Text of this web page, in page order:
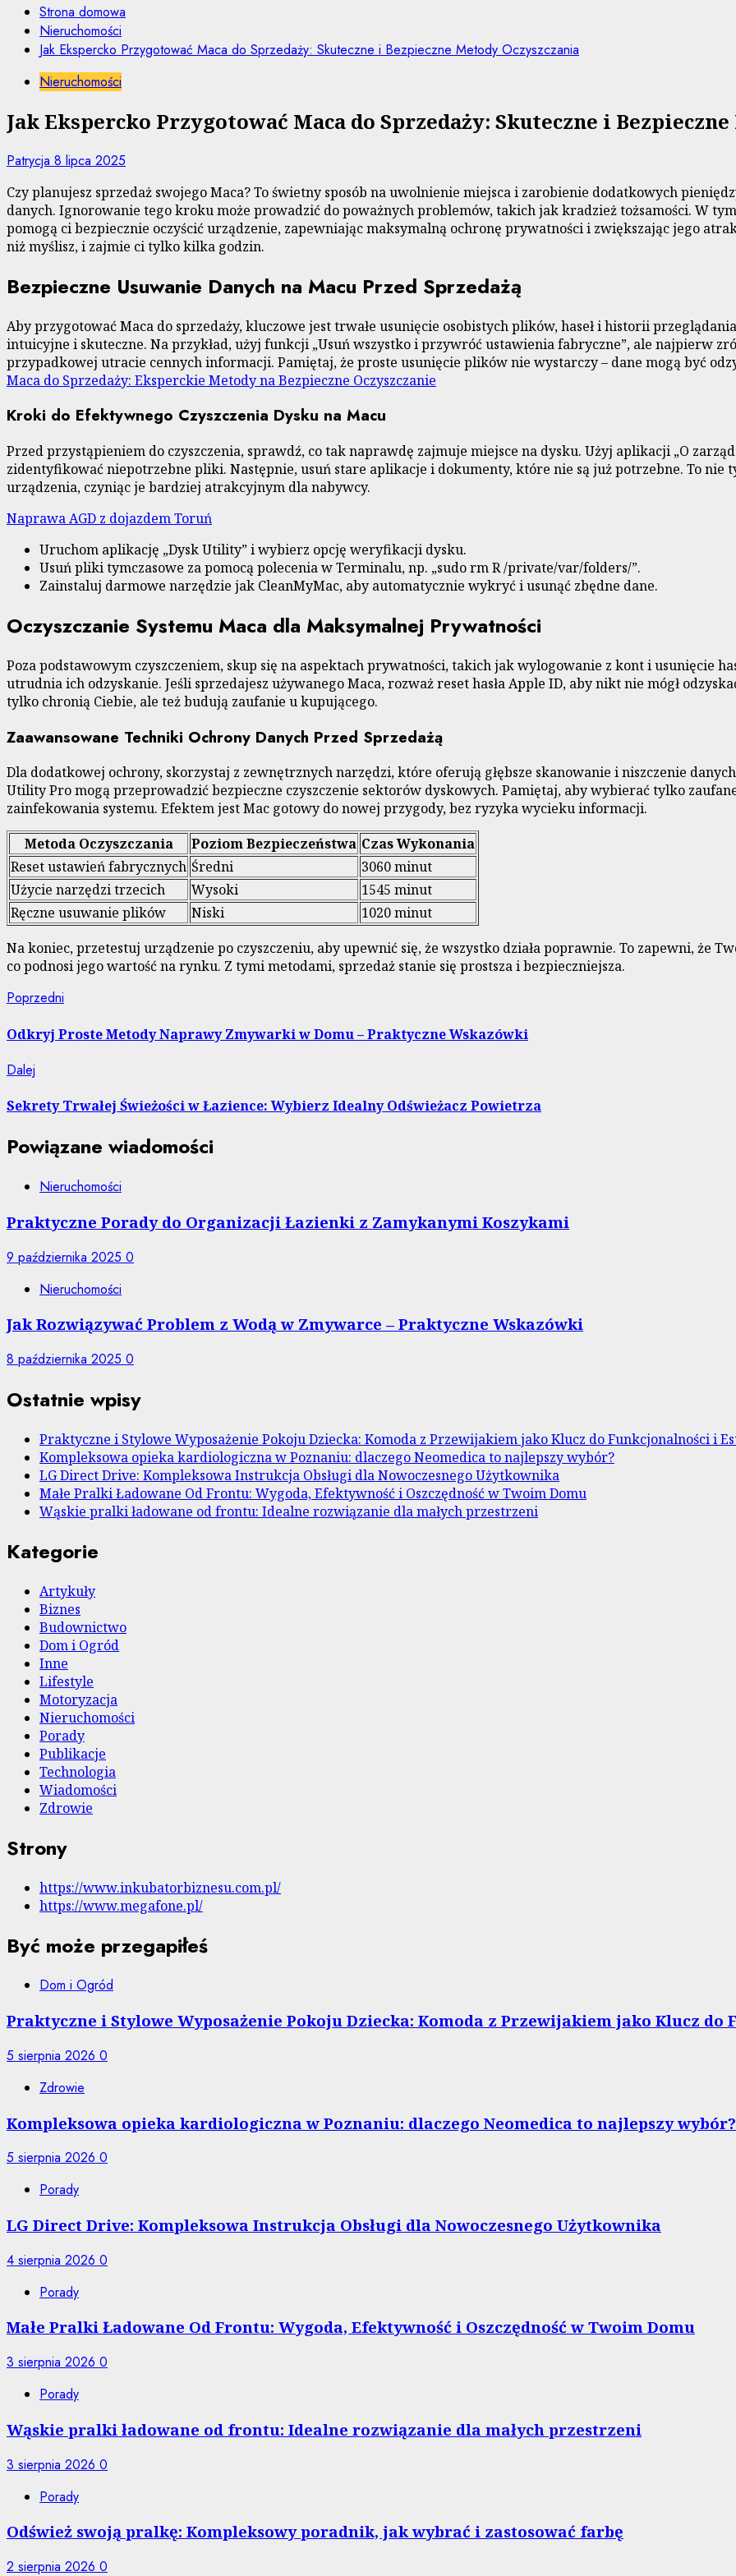
Strona domowa
Nieruchomości
Jak Ekspercko Przygotować Maca do Sprzedaży: Skuteczne i Bezpieczne Metody Oczyszczania
Nieruchomości
Jak Ekspercko Przygotować Maca do Sprzedaży: Skuteczne i
Patrycja 8 lipca 2025
Czy planujesz sprzedaż swojego Maca? To świetny sposób na uwolnienie miejsca i zarobienie dodatkowych
danych. Ignorowanie tego kroku może prowadzić do poważnych problemów, takich jak kradzież tożsamości. W
pomogą ci bezpiecznie oczyścić urządzenie, zapewniając maksymalną ochronę prywatności i zwiększając jego
niż myślisz, i zajmie ci tylko kilka godzin.
Bezpieczne Usuwanie Danych na Macu Przed Sprzedażą
Aby przygotować Maca do sprzedaży, kluczowe jest trwałe usunięcie osobistych plików, haseł i historii
intuicyjne i skuteczne. Na przykład, użyj funkcji „Usuń wszystko i przywróć ustawienia fabryczne”, ale najpierw
przypadkowej utracie cennych informacji. Pamiętaj, że proste usunięcie plików nie wystarczy – dane mogą być
Maca do Sprzedaży: Eksperckie Metody na Bezpieczne Oczyszczanie
Kroki do Efektywnego Czyszczenia Dysku na Macu
Przed przystąpieniem do czyszczenia, sprawdź, co tak naprawdę zajmuje miejsce na dysku. Użyj aplikacji „O
zidentyfikować niepotrzebne pliki. Następnie, usuń stare aplikacje i dokumenty, które nie są już potrzebne. To
urządzenia, czyniąc je bardziej atrakcyjnym dla nabywcy.
Naprawa AGD z dojazdem Toruń
Uruchom aplikację „Dysk Utility” i wybierz opcję weryfikacji dysku.
Usuń pliki tymczasowe za pomocą polecenia w Terminalu, np. „sudo rm R /private/var/folders/”.
Zainstaluj darmowe narzędzie jak CleanMyMac, aby automatycznie wykryć i usunąć zbędne dane.
Oczyszczanie Systemu Maca dla Maksymalnej Prywatności
Poza podstawowym czyszczeniem, skup się na aspektach prywatności, takich jak wylogowanie z kont i usunięcie
utrudnia ich odzyskanie. Jeśli sprzedajesz używanego Maca, rozważ reset hasła Apple ID, aby nikt nie mógł
tylko chronią Ciebie, ale też budują zaufanie u kupującego.
Zaawansowane Techniki Ochrony Danych Przed Sprzedażą
Dla dodatkowej ochrony, skorzystaj z zewnętrznych narzędzi, które oferują głębsze skanowanie i niszczenie
Utility Pro mogą przeprowadzić bezpieczne czyszczenie sektorów dyskowych. Pamiętaj, aby wybierać tylko
zainfekowania systemu. Efektem jest Mac gotowy do nowej przygody, bez ryzyka wycieku informacji.
Metoda Oczyszczania
Poziom Bezpieczeństwa Czas Wykonania
Reset ustawień fabrycznych Średni
3060 minut
Użycie narzędzi trzecich
Wysoki
1545 minut
Ręczne usuwanie plików
Niski
1020 minut
Na koniec, przetestuj urządzenie po czyszczeniu, aby upewnić się, że wszystko działa poprawnie. To zapewni, że
co podnosi jego wartość na rynku. Z tymi metodami, sprzedaż stanie się prostsza i bezpieczniejsza.
Nawigacja
wpisu
Poprzedni
Odkryj Proste Metody Naprawy Zmywarki w Domu – Praktyczne Wskazówki
Dalej
Sekrety Trwałej Świeżości w Łazience: Wybierz Idealny Odświeżacz Powietrza
Powiązane wiadomości
Nieruchomości
Praktyczne Porady do Organizacji Łazienki z Zamykanymi Koszykami
9 października 2025 0
Nieruchomości
Jak Rozwiązywać Problem z Wodą w Zmywarce – Praktyczne Wskazówki
8 października 2025 0
Ostatnie wpisy
Praktyczne i Stylowe Wyposażenie Pokoju Dziecka: Komoda z Przewijakiem jako Klucz do Funkcjonalności i
Kompleksowa opieka kardiologiczna w Poznaniu: dlaczego Neomedica to najlepszy wybór?
LG Direct Drive: Kompleksowa Instrukcja Obsługi dla Nowoczesnego Użytkownika
Małe Pralki Ładowane Od Frontu: Wygoda, Efektywność i Oszczędność w Twoim Domu
Wąskie pralki ładowane od frontu: Idealne rozwiązanie dla małych przestrzeni
Kategorie
Artykuły
Biznes
Budownictwo
Dom i Ogród
Inne
Lifestyle
Motoryzacja
Nieruchomości
Porady
Publikacje
Technologia
Wiadomości
Zdrowie
Strony
https://www.inkubatorbiznesu.com.pl/
https://www.megafone.pl/
Być może przegapiłeś
Dom i Ogród
Praktyczne i Stylowe Wyposażenie Pokoju Dziecka: Komoda z Przewijakiem jako Klucz do
5 sierpnia 2026 0
Zdrowie
Kompleksowa opieka kardiologiczna w Poznaniu: dlaczego Neomedica to najlepszy wybór?
5 sierpnia 2026 0
Porady
LG Direct Drive: Kompleksowa Instrukcja Obsługi dla Nowoczesnego Użytkownika
4 sierpnia 2026 0
Porady
Małe Pralki Ładowane Od Frontu: Wygoda, Efektywność i Oszczędność w Twoim Domu
3 sierpnia 2026 0
Porady
Wąskie pralki ładowane od frontu: Idealne rozwiązanie dla małych przestrzeni
3 sierpnia 2026 0
Porady
Odśwież swoją pralkę: Kompleksowy poradnik, jak wybrać i zastosować farbę
2 sierpnia 2026 0